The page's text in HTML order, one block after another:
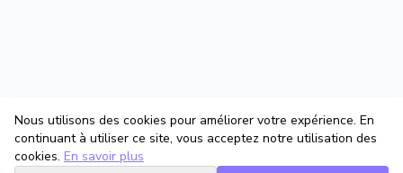
Nous utilisons des cookies pour améliorer votre expérience. En
continuant à utiliser ce site, vous acceptez notre utilisation des
cookies. En savoir plus